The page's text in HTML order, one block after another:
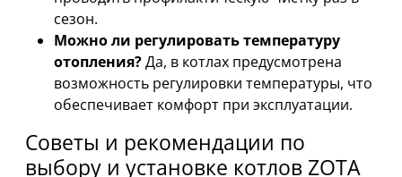
сезон.
Можно ли регулировать температуру
отопления?Да, в котлах предусмотрена
возможность регулировки температуры, что
обеспечивает комфорт при эксплуатации.
Советы и рекомендации по
выбору и установке котлов ZOTA